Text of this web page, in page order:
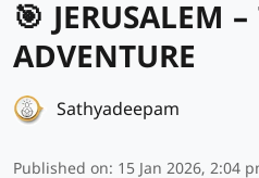
🎯 JERUSALEM
ADVENTURE
Sathyadeepam
Published on: 15 Jan 2026, 2:04